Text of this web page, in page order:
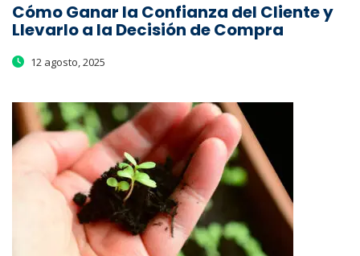
Cómo Ganar la Confianza del Cliente y
Llevarlo a la Decisión de Compra
12 agosto, 2025